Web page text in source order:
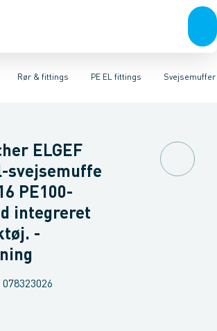
Rør & fittings
& anboringerMuffer, klemmer &
PE EL fittings
PE fittings Duktiljern fittings Svejsemuffer
SvejsemufferReduktionerAnboringssadler-
ELGEF
svejsemuffe
PE100-
integreret
-
078323026